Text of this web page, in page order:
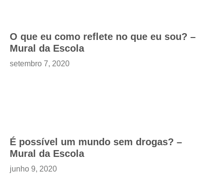
O que eu como reflete no que eu sou? –
Mural da Escola
setembro 7, 2020
É possível um mundo sem drogas? –
Mural da Escola
junho 9, 2020